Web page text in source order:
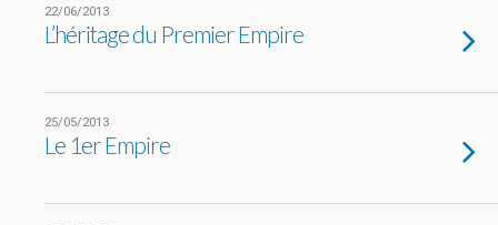
22/06/2013
L’héritage du Premier Empire
25/05/2013
Le 1er Empire